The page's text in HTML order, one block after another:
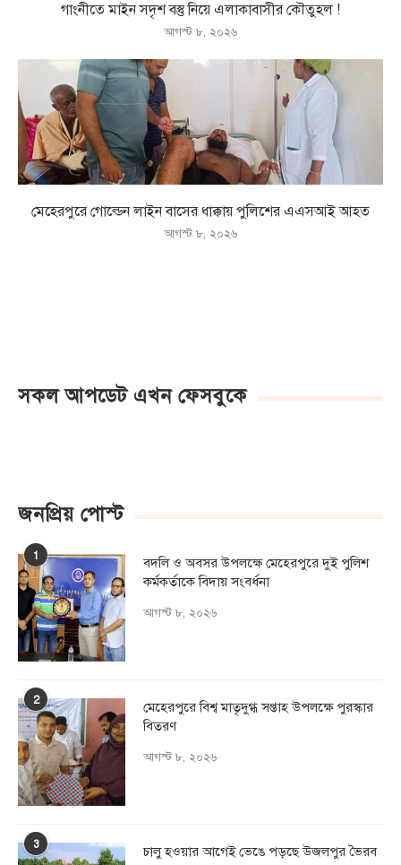
গাংনীতে মাইন সদৃশ বস্তু নিয়ে এলাকাবাসীর কৌতুহল !
আগস্ট ৮, ২০২৬
মেহেরপুরে গোল্ডেন লাইন বাসের ধাক্কায় পুলিশের এএসআই আহত
আগস্ট ৮, ২০২৬
সকল আপডেট এখন ফেসবুকে
জনপ্রিয় পোস্ট
1
বদলি ও অবসর উপলক্ষে মেহেরপুরে দুই পুলিশ
কর্মকর্তাকে বিদায় সংবর্ধনা
আগস্ট ৮, ২০২৬
2
মেহেরপুরে বিশ্ব মাতৃদুগ্ধ সপ্তাহ উপলক্ষে পুরস্কার
বিতরণ
আগস্ট ৮, ২০২৬
3
চালু হওয়ার আগেই ভেঙে পড়ছে উজলপুর ভৈরব